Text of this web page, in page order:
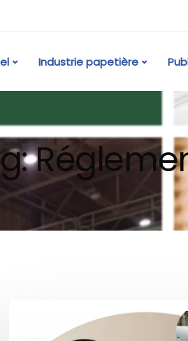
Industrie papetière